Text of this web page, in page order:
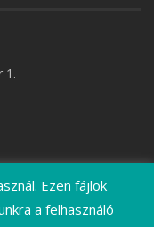
1.
Ezen fájlok
a felhasználó